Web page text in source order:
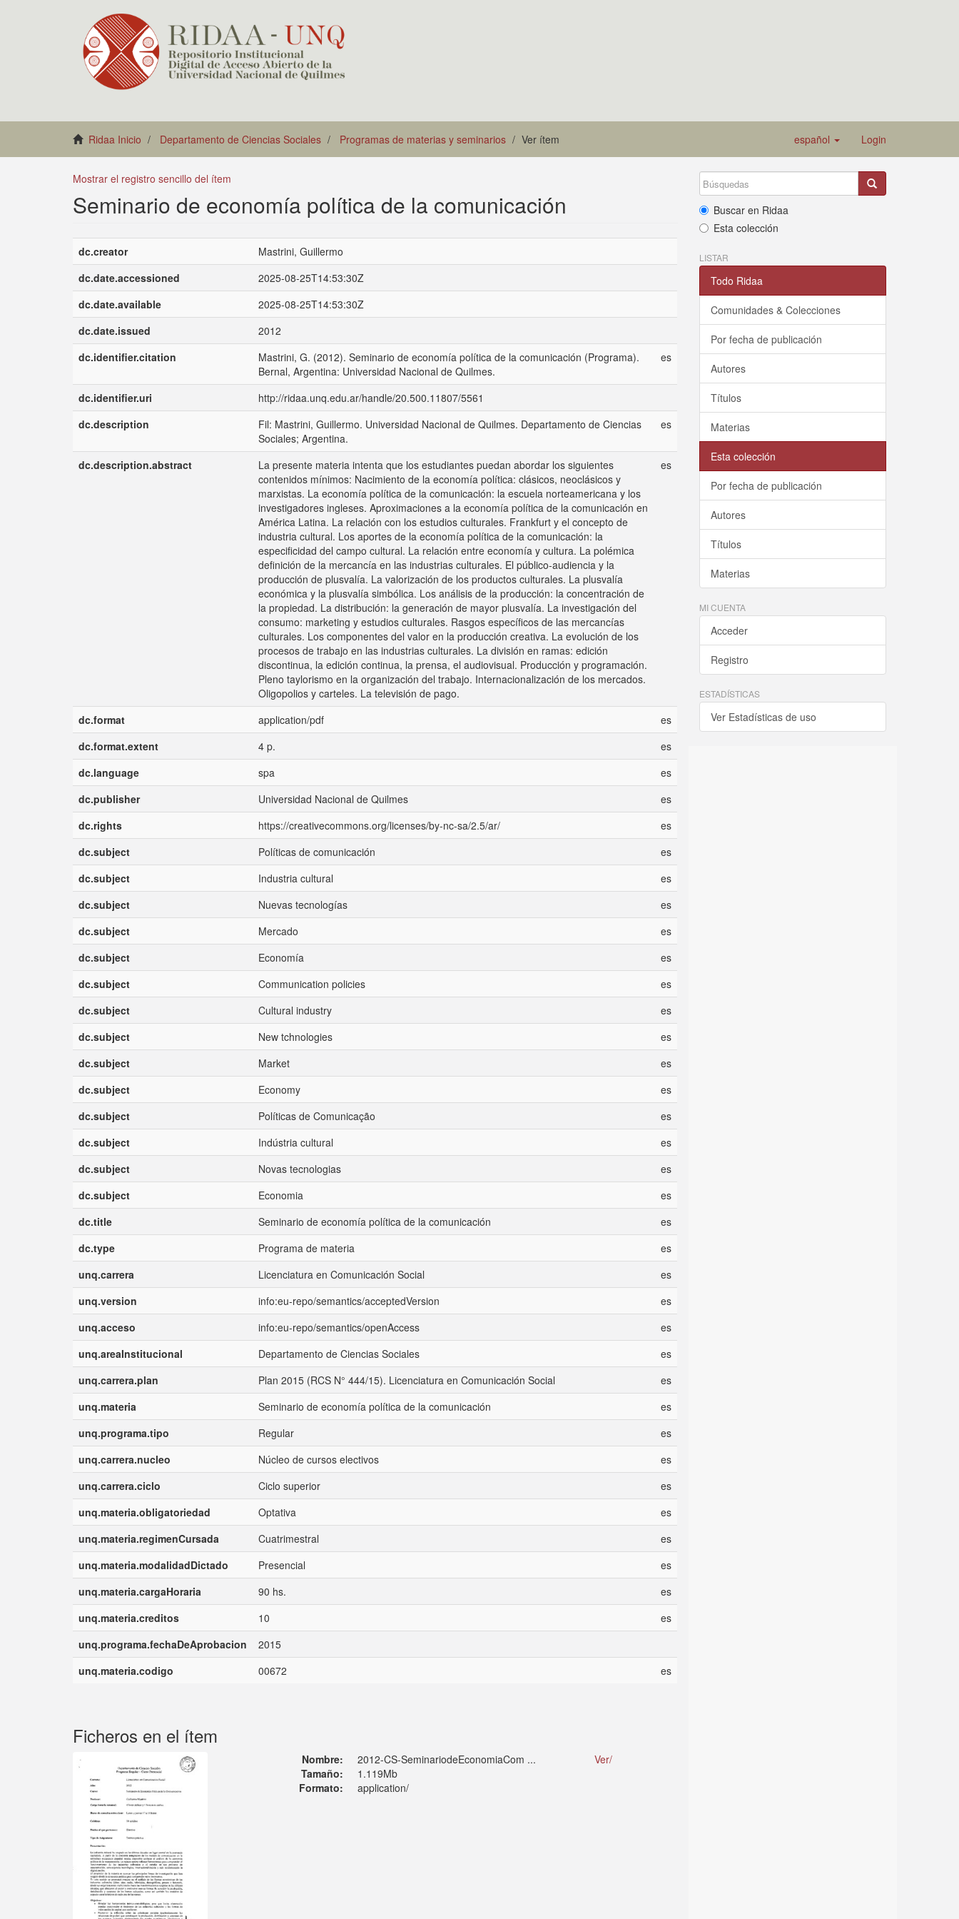
Ridaa Inicio Departamento de Ciencias Sociales Programas de materias y seminarios Ver ítem español Login
Mostrar el registro sencillo del ítem
Seminario de economía política de la comunicación
dc.creator
Mastrini, Guillermo
dc.date.accessioned
2025-08-25T14:53:30Z
dc.date.available
2025-08-25T14:53:30Z
dc.date.issued
2012
dc.identifier.citation
Mastrini, G. (2012). Seminario de economía política de la comunicación (Programa).
Bernal, Argentina: Universidad Nacional de Quilmes.
es
dc.identifier.uri
http://ridaa.unq.edu.ar/handle/20.500.11807/5561
dc.description
Fil: Mastrini, Guillermo. Universidad Nacional de Quilmes. Departamento de Ciencias
Sociales; Argentina.
es
dc.description.abstract
La presente materia intenta que los estudiantes puedan abordar los siguientes
contenidos mínimos: Nacimiento de la economía política: clásicos, neoclásicos y
marxistas. La economía política de la comunicación: la escuela norteamericana y los
investigadores ingleses. Aproximaciones a la economía política de la comunicación en
América Latina. La relación con los estudios culturales. Frankfurt y el concepto de
industria cultural. Los aportes de la economía política de la comunicación: la
especificidad del campo cultural. La relación entre economía y cultura. La polémica
definición de la mercancía en las industrias culturales. El público-audiencia y la
producción de plusvalía. La valorización de los productos culturales. La plusvalía
económica y la plusvalía simbólica. Los análisis de la producción: la concentración de
la propiedad. La distribución: la generación de mayor plusvalía. La investigación del
consumo: marketing y estudios culturales. Rasgos específicos de las mercancías
culturales. Los componentes del valor en la producción creativa. La evolución de los
procesos de trabajo en las industrias culturales. La división en ramas: edición
discontinua, la edición continua, la prensa, el audiovisual. Producción y programación.
Pleno taylorismo en la organización del trabajo. Internacionalización de los mercados.
Oligopolios y carteles. La televisión de pago.
es
dc.format application/pdf
es
dc.format.extent
4 p.
es
dc.language
spa
es
dc.publisher
Universidad Nacional de Quilmes
es
dc.rights
https://creativecommons.org/licenses/by-nc-sa/2.5/ar/
es
dc.subject
Políticas de comunicación
es
dc.subject
Industria cultural
es
dc.subject
Nuevas tecnologías
es
dc.subject
Mercado
es
dc.subject
Economía
es
dc.subject
Communication policies
es
dc.subject
Cultural industry
es
dc.subject
New tchnologies
es
dc.subject
Market
es
dc.subject
Economy
es
dc.subject
Políticas de Comunicação
es
dc.subject
Indústria cultural
es
dc.subject
Novas tecnologias
es
dc.subject
Economia
es
dc.title
Seminario de economía política de la comunicación
es
dc.type
Programa de materia
es
unq.carrera
Licenciatura en Comunicación Social
es
unq.version
info:eu-repo/semantics/acceptedVersion
es
unq.acceso
info:eu-repo/semantics/openAccess
es
unq.areaInstitucional
Departamento de Ciencias Sociales
es
unq.carrera.plan
Plan 2015 (RCS N° 444/15). Licenciatura en Comunicación Social
es
unq.materia
Seminario de economía política de la comunicación
es
unq.programa.tipo
Regular
es
unq.carrera.nucleo
Núcleo de cursos electivos
es
unq.carrera.ciclo
Ciclo superior
es
unq.materia.obligatoriedad
Optativa
es
unq.materia.regimenCursada
Cuatrimestral
es
unq.materia.modalidadDictado
Presencial
es
unq.materia.cargaHoraria
90 hs.
es
unq.materia.creditos
10
es
unq.programa.fechaDeAprobacion
2015
unq.materia.codigo
00672 es
Ficheros en el ítem
Nombre:
2012-CS-SeminariodeEconomiaCom ...
Tamaño:
1.119Mb
Formato:
application/
Ver/
Buscar en Ridaa
Esta colección
LISTAR
Todo Ridaa
Comunidades & Colecciones
Por fecha de publicación
Autores
Títulos
Materias
Esta colección
Por fecha de publicación
Autores
Títulos
Materias
MI CUENTA
Acceder
Registro
ESTADÍSTICAS
Ver Estadísticas de uso